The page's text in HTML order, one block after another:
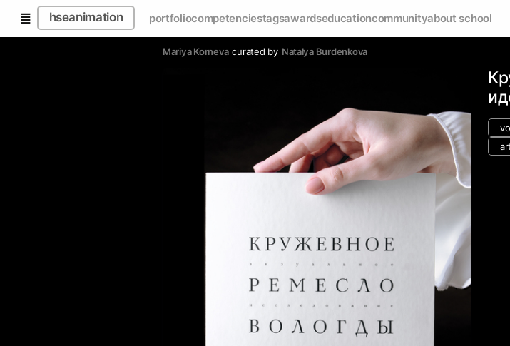
hseanimation portfoliocompetenciestagsawardseducationcommunityabout school
Mariya Korneva curated by Natalya Burdenkova